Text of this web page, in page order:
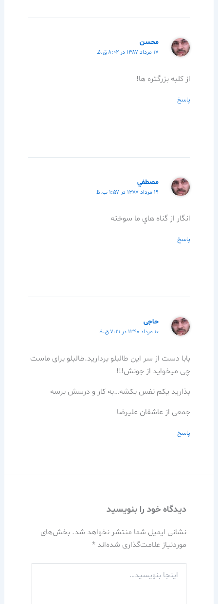
محسن
۱۷ مرداد ۱۳۸۷ در ۸:۰۲ ق.ظ
از کلبه بزرگتره ها!
پاسخ
مصطفي
۱۹ مرداد ۱۳۸۷ در ۱:۵۷ ب.ظ
انگار از گناه هاي ما سوخته
پاسخ
حاجی
۱۰ مرداد ۱۳۹۰ در ۷:۲۱ ق.ظ
بابا دست از سر این طالبلو بردارید.طالبلو برای ماست
چی میخواید از جونش!!!
بذارید یکم نفس بکشه…به کار و درسش برسه
جمعی از عاشقان علیرضا
پاسخ
دیدگاه‌ خود را بنویسید
نشانی ایمیل شما منتشر نخواهد شد. بخش‌های
موردنیاز علامت‌گذاری شده‌اند *
بنویسید…